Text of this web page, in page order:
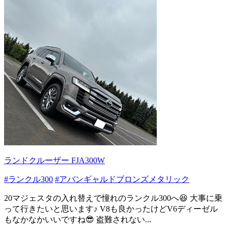
ランドクルーザー FJA300W
#ランクル300 #アバンギャルドブロンズメタリック
20マジェスタの入れ替えで憧れのランクル300へ😆 大事に乗
って行きたいと思います♪ V8も良かったけどV6ディーゼル
もなかなかいいですね😎 盗難されない...